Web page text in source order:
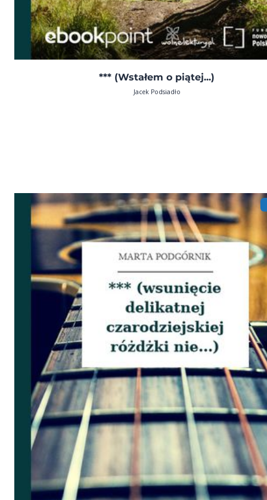
*** (Wstałem o piątej...)
Jacek Podsiadło